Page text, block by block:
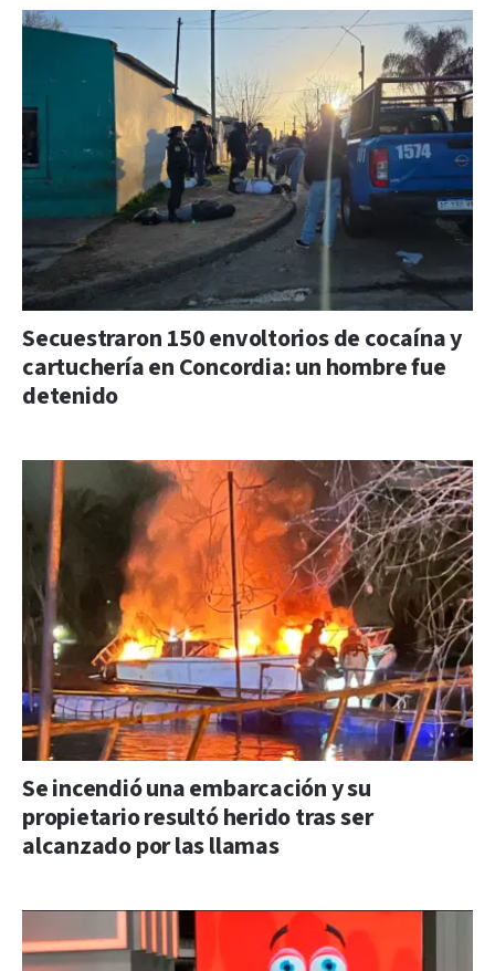
Secuestraron 150 envoltorios de cocaína y
cartuchería en Concordia: un hombre fue
detenido
Se incendió una embarcación y su
propietario resultó herido tras ser
alcanzado por las llamas